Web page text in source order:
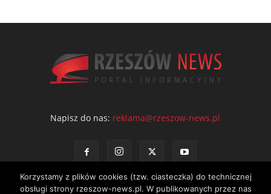
Napisz do nas: reklama@rzeszow-news.pl
Korzystamy z plików cookies (tzw. ciasteczka) do technicznej
obsługi strony rzeszow-news.pl. W publikowanych przez nas